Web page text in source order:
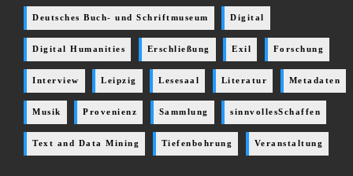
Deutsches Buch- und Schriftmuseum Digital
Digital Humanities Erschließung Exil Forschung
Interview Leipzig Lesesaal Literatur Metadaten
Musik Provenienz Sammlung sinnvollesSchaffen
Text and Data Mining Tiefenbohrung Veranstaltung